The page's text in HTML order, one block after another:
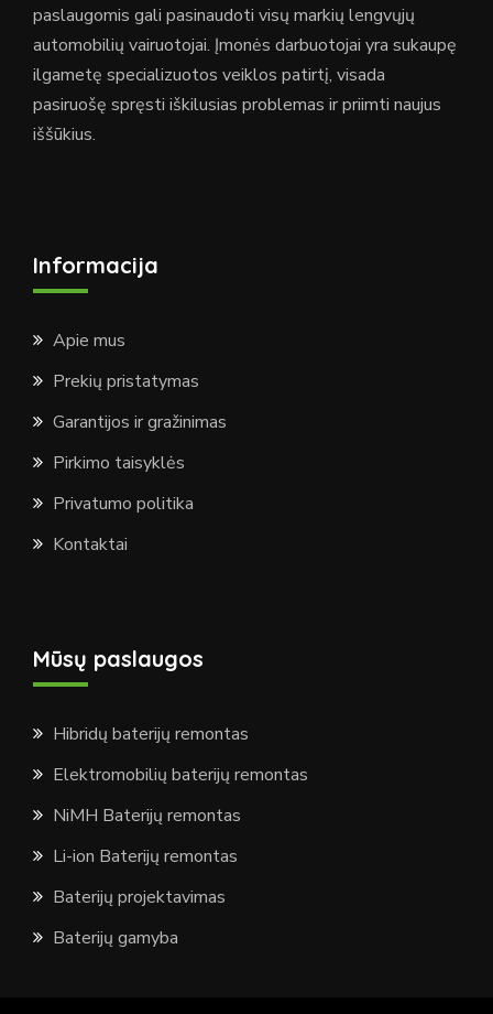
paslaugomis gali pasinaudoti visų markių lengvųjų
automobilių vairuotojai. Įmonės darbuotojai yra sukaupę
ilgametę specializuotos veiklos patirtį, visada
pasiruošę spręsti iškilusias problemas ir priimti naujus
iššūkius.
Informacija
Apie mus
Prekių pristatymas
Garantijos ir gražinimas
Pirkimo taisyklės
Privatumo politika
Kontaktai
Mūsų paslaugos
Hibridų baterijų remontas
Elektromobilių baterijų remontas
NiMH Baterijų remontas
Li-ion Baterijų remontas
Baterijų projektavimas
Baterijų gamyba